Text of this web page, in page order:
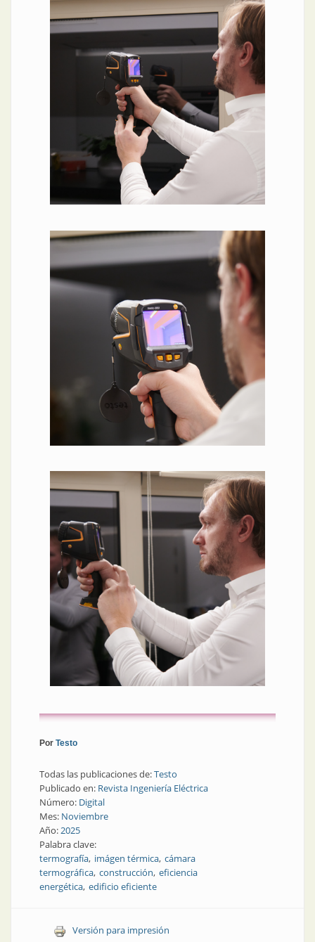
Por Testo
Todas las publicaciones de:Testo
Publicado en: Revista Ingeniería Eléctrica
Número: Digital
Mes: Noviembre
Año:2025
Palabra clave:
termografía imágen térmica cámara
termográfica construcción eficiencia
energética edificio eficiente
Versión para impresión